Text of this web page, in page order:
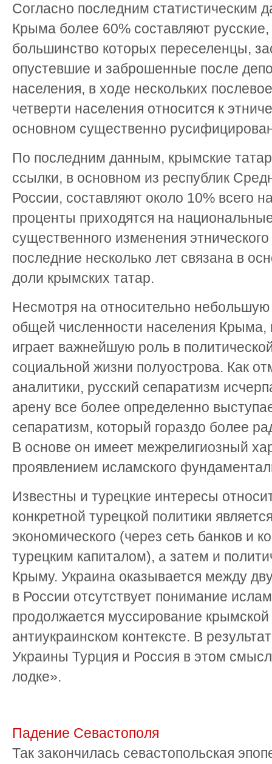
Согласно последним статистическим
Крыма более 60% составляют
большинство которых переселенцы,
опустевшие и заброшенные после
населения, в ходе нескольких
четверти населения относится к
основном существенно
По последним данным, крымские
ссылки, в основном из республик
России, составляют около 10% всего
проценты приходятся на
существенного изменения
последние несколько лет связана в
доли крымских татар.
Несмотря на относительно
общей численности населения Крыма,
играет важнейшую роль в
социальной жизни полуострова. Как
аналитики, русский сепаратизм
арену все более определенно
сепаратизм, который гораздо более
В основе он имеет межрелигиозный
проявлением исламского
Известны и турецкие интересы
конкретной турецкой политики
экономического (через сеть банков и
турецким капиталом), а затем и
Крыму. Украина оказывается между
в России отсутствует понимание
продолжается муссирование
антиукраинском контексте. В
Украины Турция и Россия в этом
лодке».
Падение Севастополя
Так закончилась севастопольская